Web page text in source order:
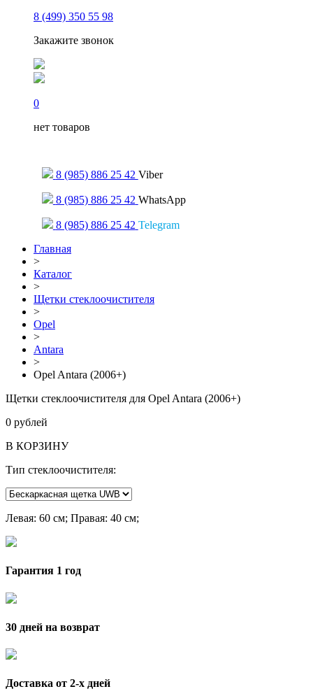
8 (499) 350 55 98
Закажите звонок
0
нет товаров
8 (985) 886 25 42 Viber
8 (985) 886 25 42 WhatsApp
8 (985) 886 25 42 Telegram
Главная
>
Каталог
>
Щетки стеклоочистителя
>
Opel
>
Antara
>
Opel Antara (2006+)
Щетки стеклоочистителя для Opel Antara (2006+)
0 рублей
В КОРЗИНУ
Тип стеклоочистителя:
Левая: 60 см; Правая: 40 см;
Гарантия 1 год
30 дней на возврат
Доставка от 2-x дней